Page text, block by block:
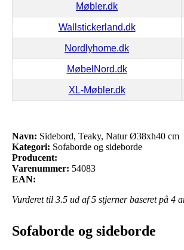
Møbler.dk
Wallstickerland.dk
Nordlyhome.dk
MøbelNord.dk
XL-Møbler.dk
Navn: Sidebord, Teaky, Natur Ø38xh40 cm
Kategori: Sofaborde og sideborde
Producent:
Varenummer: 54083
EAN:
Vurderet til 3.5 ud af 5 stjerner baseret på 4
Sofaborde og sideborde